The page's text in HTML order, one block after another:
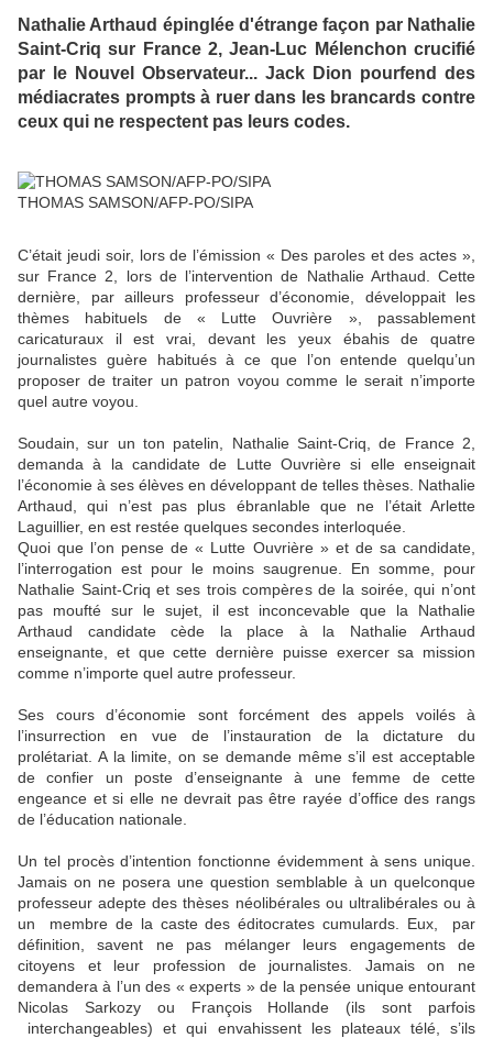
Nathalie Arthaud épinglée d'étrange façon par Nathalie
Saint-Criq sur France 2, Jean-Luc Mélenchon crucifié
par le Nouvel Observateur... Jack Dion pourfend des
médiacrates prompts à ruer dans les brancards contre
ceux qui ne respectent pas leurs codes.
THOMAS SAMSON/AFP-PO/SIPA
C’était jeudi soir, lors de l’émission « Des paroles et des actes »,
sur France 2, lors de l’intervention de Nathalie Arthaud. Cette
dernière, par ailleurs professeur d’économie, développait les
thèmes habituels de « Lutte Ouvrière », passablement
caricaturaux il est vrai, devant les yeux ébahis de quatre
journalistes guère habitués à ce que l’on entende quelqu’un
proposer de traiter un patron voyou comme le serait n’importe
quel autre voyou.
Soudain, sur un ton patelin, Nathalie Saint-Criq, de France 2,
demanda à la candidate de Lutte Ouvrière si elle enseignait
l’économie à ses élèves en développant de telles thèses. Nathalie
Arthaud, qui n’est pas plus ébranlable que ne l’était Arlette
Laguillier, en est restée quelques secondes interloquée.
Quoi que l’on pense de « Lutte Ouvrière » et de sa candidate,
l’interrogation est pour le moins saugrenue. En somme, pour
Nathalie Saint-Criq et ses trois compères de la soirée, qui n’ont
pas moufté sur le sujet, il est inconcevable que la Nathalie
Arthaud candidate cède la place à la Nathalie Arthaud
enseignante, et que cette dernière puisse exercer sa mission
comme n’importe quel autre professeur.
Ses cours d’économie sont forcément des appels voilés à
l’insurrection en vue de l’instauration de la dictature du
prolétariat. A la limite, on se demande même s’il est acceptable
de confier un poste d’enseignante à une femme de cette
engeance et si elle ne devrait pas être rayée d’office des rangs
de l’éducation nationale.
Un tel procès d’intention fonctionne évidemment à sens unique.
Jamais on ne posera une question semblable à un quelconque
professeur adepte des thèses néolibérales ou ultralibérales ou à
un membre de la caste des éditocrates cumulards. Eux, par
définition, savent ne pas mélanger leurs engagements de
citoyens et leur profession de journalistes. Jamais on ne
demandera à l’un des « experts » de la pensée unique entourant
Nicolas Sarkozy ou François Hollande (ils sont parfois
interchangeables) et qui envahissent les plateaux télé, s’ils